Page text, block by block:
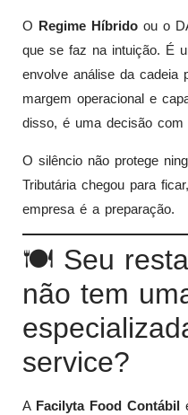
O Regime Híbrido ou o
que se faz na intuição. É
envolve análise da cadeia
margem operacional e
disso, é uma decisão com
O silêncio não protege
Tributária chegou para
empresa é a preparação.
🍽️ Seu
não tem
service?
A Facilyta Food Contábil